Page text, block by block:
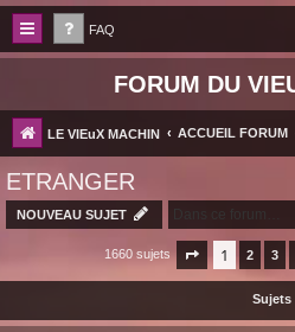
FAQ
FORUM DU
LE VIEuX MACHIN ACCUEIL FORUM
ETRANGER
NOUVEAU SUJET
1660 sujets Page sur 67
1 2 3
Sujets